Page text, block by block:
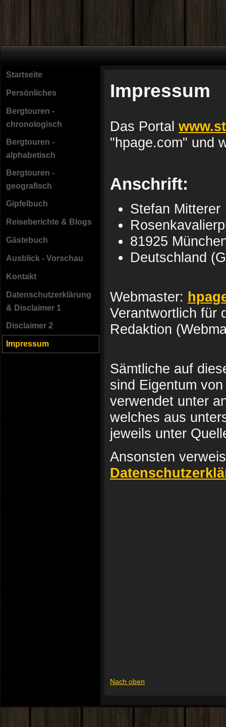
Startseite
Persönliches
Bergtouren -
chronologisch
Bergtouren -
alphabetisch
Bergtouren -
geografisch
Gipfelbuch
Reiseberichte & Blogs
Gästebuch
Ausblick - Vorschau
Kontakt
Datenschutzerklärung
& Disclaimer 1
Disclaimer 2
Impressum
Impressum
Das Portal
"hpage.com" und
Anschrift:
Stefan Mitterer
81925
Deutschland
Webmaster:
Verantwortlich für
Redaktion
Sämtliche auf
sind Eigentum
verwendet unter
welches aus
jeweils unter
Ansonsten
Nach oben